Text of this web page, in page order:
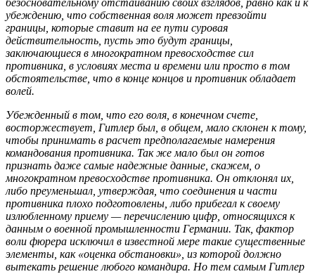
безосновательному отстаиванию своих взглядов, равно как и к
убеждению, что собственная воля может превзойти
границы, которые ставит на ее пути суровая
действительность, пусть это будут границы,
заключающиеся в многократном превосходстве сил
противника, в условиях места и времени или просто в том
обстоятельстве, что в конце концов и противник обладает
волей.
Убежденный в том, что его воля, в конечном счете,
восторжествует, Гитлер был, в общем, мало склонен к тому,
чтобы принимать в расчет предполагаемые намерения
командования противника. Так же мало был он готов
признать даже самые надежные данные, скажем, о
многократном превосходстве противника. Он отклонял их,
либо преуменьшал, утверждая, что соединения и части
противника плохо подготовлены, либо прибегал к своему
излюбленному приему — перечислению цифр, относящихся к
данным о военной промышленности Германии. Так, фактор
воли фюрера исключил в известной мере такие существенные
элементы, как «оценка обстановки», из которой должно
вытекать решение любого командира. Но тем самым Гитлер